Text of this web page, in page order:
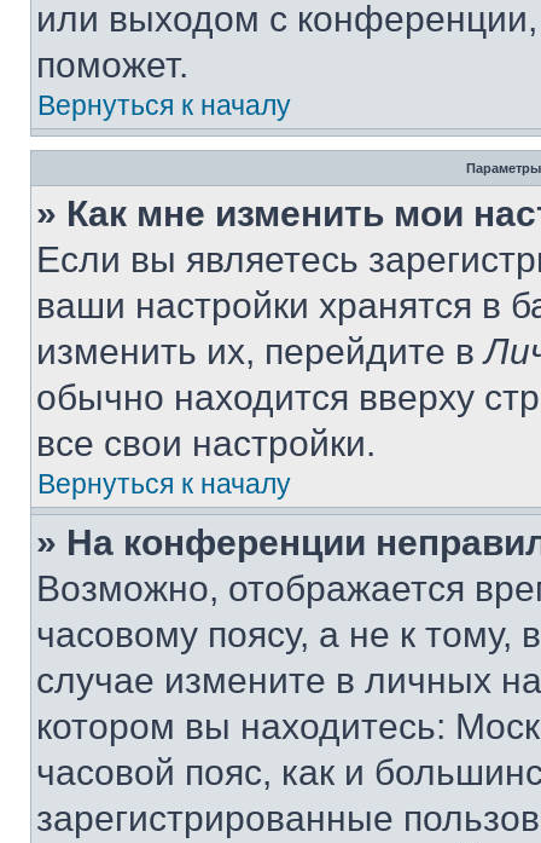
или выходом с
поможет.
Вернуться к началу
Параметры
» Как мне изменить мои
Если вы являетесь
ваши настройки хранятся в
изменить их, перейдите в
обычно находится вверху
все свои настройки.
Вернуться к началу
» На конференции
Возможно, отображается
часовому поясу, а не к тому,
случае измените в личных
котором вы находитесь:
часовой пояс, как и
зарегистрированные